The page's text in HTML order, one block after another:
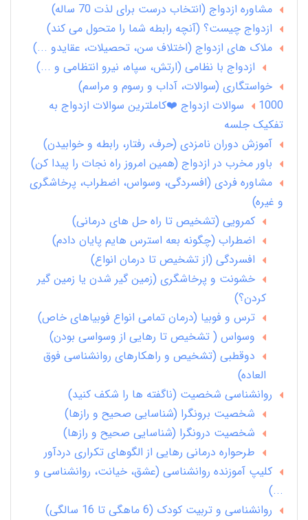
مشاوره ازدواج (انتخاب درست برای لذت 70 ساله)
ازدواج چیست؟ (آنچه رابطه شما را متحول می کند)
ملاک های ازدواج (اختلاف سن، تحصیلات، عقایدو ...)
ازدواج با نظامی (ارتش، سپاه، نیرو انتظامی و ...)
خواستگاری (سوالات، آداب و رسوم و مراسم)
1000 سوالات ازدواج ❤️کاملترین سوالات ازدواج به
تفکیک جلسه
آموزش دوران نامزدی (حرف، رفتار، رابطه و خوابیدن)
باور مخرب در ازدواج (همین امروز راه نجات را پیدا کن)
مشاوره فردی (افسردگی، وسواس، اضطراب، پرخاشگری
و غیره)
کمرویی (تشخیص تا راه حل های درمانی)
اضطراب (چگونه بعه استرس هایم پایان دادم)
افسردگی (از تشخیص تا درمان انواع)
خشونت و پرخاشگری (زمین گیر شدن یا زمین گیر
کردن؟)
ترس و فوبیا (درمان تمامی انواع فوبیاهای خاص)
وسواس ( تشخیص تا رهایی از وسواسی بودن)
دوقطبی (تشخیص و راهکارهای روانشناسی فوق
العاده)
روانشناسی شخصیت (ناگفته ها را شکف کنید)
شخصیت برونگرا (شناسایی صحیح و رازها)
شخصیت درونگرا (شناسایی صحیح و رازها)
طرحواره درمانی رهایی از الگوهای تکراری دردآور
کلیپ آموزنده روانشناسی (عشق، خیانت، روانشناسی و
...)
روانشناسی و تربیت کودک (6 ماهگی تا 16 سالگی)